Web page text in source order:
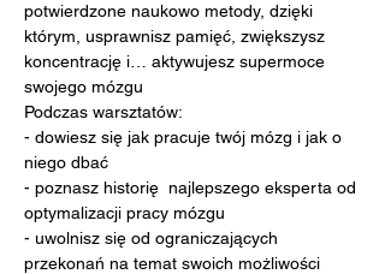
potwierdzone naukowo metody, dzięki
którym, usprawnisz pamięć, zwiększysz
koncentrację i… aktywujesz supermoce
swojego mózgu
Podczas warsztatów:
- dowiesz się jak pracuje twój mózg i jak o
niego dbać
- poznasz historię  najlepszego eksperta od
optymalizacji pracy mózgu
- uwolnisz się od ograniczających
przekonań na temat swoich możliwości